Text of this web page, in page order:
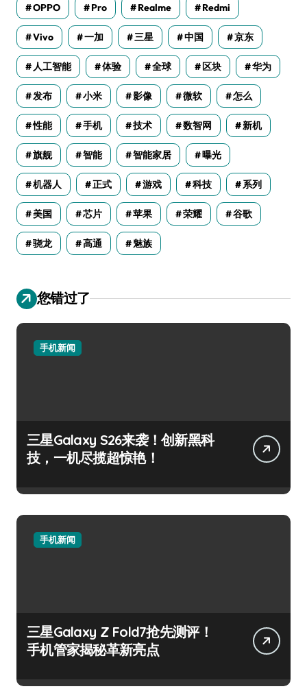
OPPO Pro Realme Redmi
Vivo 一加 三星 中国 京东
人工智能 体验 全球 区块 华为
发布 小米 影像 微软 怎么
性能 手机 技术 数智网 新机
旗舰 智能 智能家居 曝光
机器人 正式 游戏 科技 系列
美国 芯片 苹果 荣耀 谷歌
骁龙 高通 魅族
您错过了
手机新闻
三星Galaxy S26来袭！创新黑科
技，一机尽揽超惊艳！
手机新闻
三星Galaxy Z Fold7抢先测评！
手机管家揭秘革新亮点